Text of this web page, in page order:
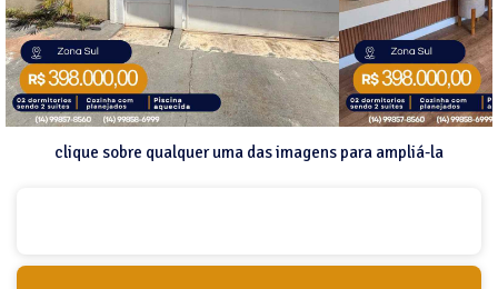
clique sobre qualquer uma das imagens para ampliá-la